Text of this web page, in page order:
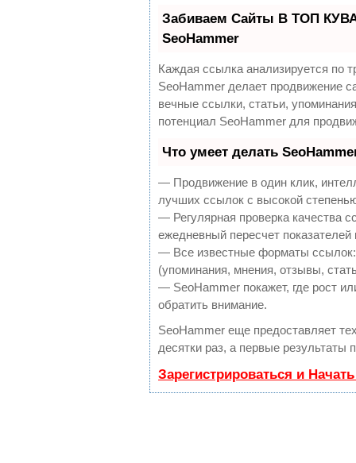
Забиваем Сайты В ТОП
SeoHammer
Каждая ссылка анализируется по
SeoHammer делает продвижение
вечные ссылки, статьи,
потенциал SeoHammer для
Что умеет делать
— Продвижение в один клик,
лучших ссылок с высокой
— Регулярная проверка качества
ежедневный пересчет показателей
— Все известные форматы
(упоминания, мнения, отзывы,
— SeoHammer покажет, где рост
обратить внимание.
SeoHammer еще предоставляет
десятки раз, а первые результаты
Зарегистрироваться и